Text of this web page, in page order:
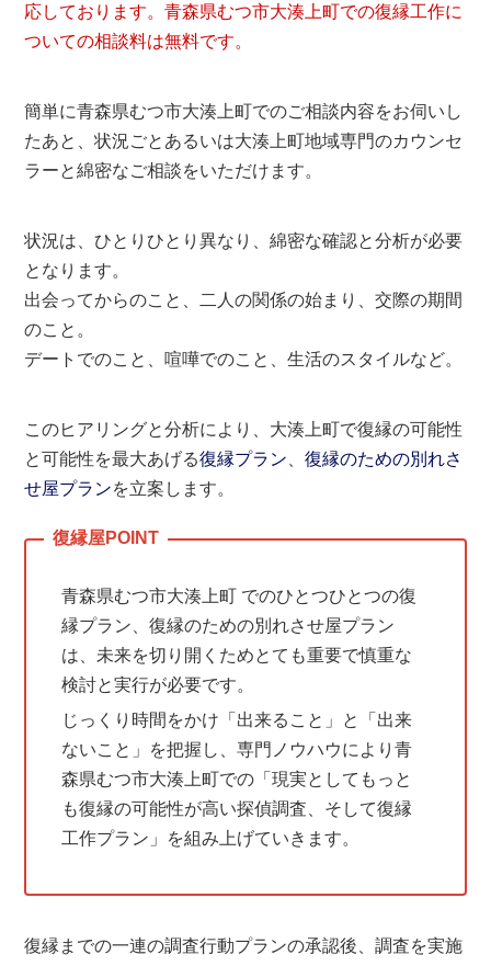
応しております。青森県むつ市大湊上町での復縁工作に
ついての相談料は無料です。
簡単に青森県むつ市大湊上町でのご相談内容をお伺いし
たあと、状況ごとあるいは大湊上町地域専門のカウンセ
ラーと綿密なご相談をいただけます。
状況は、ひとりひとり異なり、綿密な確認と分析が必要
となります。
出会ってからのこと、二人の関係の始まり、交際の期間
のこと。
デートでのこと、喧嘩でのこと、生活のスタイルなど。
このヒアリングと分析により、大湊上町で復縁の可能性
と可能性を最大あげる復縁プラン 、復縁のための別れさ
せ屋プランを立案します。
青森県むつ市大湊上町 でのひとつひとつの復
縁プラン、復縁のための別れさせ屋プラン
は、未来を切り開くためとても重要で慎重な
検討と実行が必要です。
じっくり時間をかけ「出来ること」と「出来
ないこと」を把握し、専門ノウハウにより青
森県むつ市大湊上町での「現実としてもっと
も復縁の可能性が高い探偵調査、そして復縁
工作プラン」を組み上げていきます。
復縁までの一連の調査行動プランの承認後、調査を実施